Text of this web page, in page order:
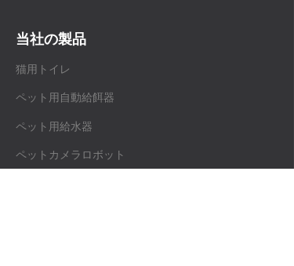
当社の製品
猫用トイレ
ペット用自動給餌器
ペット用給水器
ペットカメラロボット